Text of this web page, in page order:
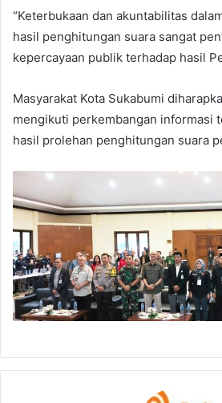
“Keterbukaan dan akuntabilitas
hasil penghitungan suara sangat
kepercayaan publik terhadap hasil
Masyarakat Kota Sukabumi
mengikuti perkembangan informasi
hasil prolehan penghitungan suara